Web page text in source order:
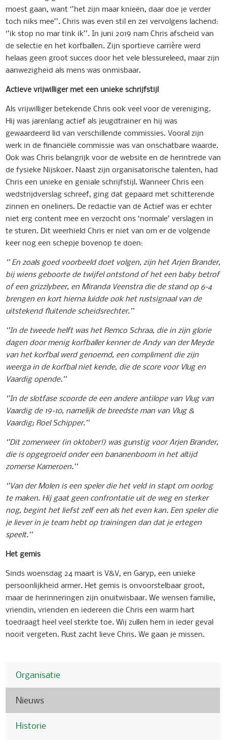
moest gaan, want ‘’het zijn maar knieën, daar doe je verder
toch niks mee’’. Chris was even stil en zei vervolgens lachend:
‘’ik stop no mar tink ik’’. In juni 2019 nam Chris afscheid van
de selectie en het korfballen. Zijn sportieve carrière werd
helaas geen groot succes door het vele blessureleed, maar zijn
aanwezigheid als mens was onmisbaar.
Actieve vrijwilliger met een unieke schrijfstijl
Als vrijwilliger betekende Chris ook veel voor de vereniging.
Hij was jarenlang actief als jeugdtrainer en hij was
gewaardeerd lid van verschillende commissies. Vooral zijn
werk in de financiële commissie was van onschatbare waarde.
Ook was Chris belangrijk voor de website en de herintrede van
de fysieke Nijskoer. Naast zijn organisatorische talenten, had
Chris een unieke en geniale schrijfstijl. Wanneer Chris een
wedstrijdverslag schreef, ging dat gepaard met schitterende
zinnen en oneliners. De redactie van de Actief was er echter
niet erg content mee en verzocht ons ‘normale’ verslagen in
te sturen. Dit weerhield Chris er niet van om er de volgende
keer nog een schepje bovenop te doen:
‘’ En zoals goed voorbeeld doet volgen, zijn het Arjen Brander,
bij wiens geboorte de twijfel ontstond of het een baby betrof
of een grizzlybeer, en Miranda Veenstra die de stand op 6-4
brengen en kort hierna luidde ook het rustsignaal van de
uitstekend fluitende scheidsrechter.’’
‘’In de tweede helft was het Remco Schraa, die in zijn glorie
dagen door menig korfballer kenner de Andy van der Meyde
van het korfbal werd genoemd, een compliment die zijn
weerga in de korfbal niet kende, die de score voor Vlug en
Vaardig opende.’’
‘’In de slotfase scoorde de een andere antilope van Vlug van
Vaardig de 19-10, namelijk de breedste man van Vlug &
Vaardig; Roel Schipper.’’
‘’Dit zomerweer (in oktober!) was gunstig voor Arjen Brander,
die is opgegroeid onder een bananenboom in het altijd
zomerse Kameroen.’’
‘’Van der Molen is een speler die het veld in stapt om oorlog
te maken. Hij gaat geen confrontatie uit de weg en sterker
nog, begint het liefst zelf een als het even kan. Een speler die
je liever in je team hebt op trainingen dan dat je ertegen
speelt.’’
Het gemis
Sinds woensdag 24 maart is V&V, en Garyp, een unieke
persoonlijkheid armer. Het gemis is onvoorstelbaar groot,
maar de herinneringen zijn onuitwisbaar. We wensen familie,
vriendin, vrienden en iedereen die Chris een warm hart
toedraagt heel veel sterkte toe. Wij zullen hem in ieder geval
nooit vergeten. Rust zacht lieve Chris. We gaan je missen.
Organisatie
Nieuws
Historie